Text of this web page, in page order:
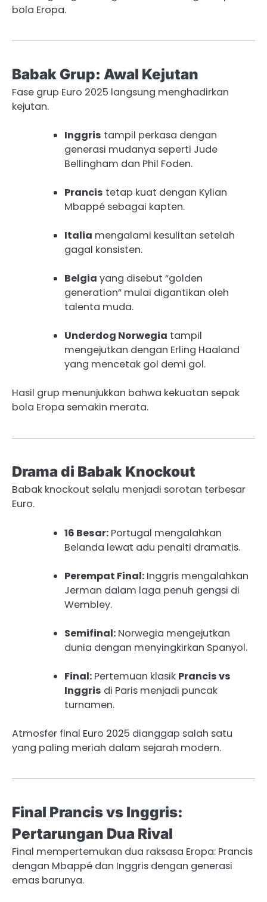
bola Eropa.
Babak Grup: Awal Kejutan
Fase grup Euro 2025 langsung menghadirkan
kejutan.
Inggris tampil perkasa dengan
generasi mudanya seperti Jude
Bellingham dan Phil Foden.
Prancis tetap kuat dengan Kylian
Mbappé sebagai kapten.
Italia mengalami kesulitan setelah
gagal konsisten.
Belgia yang disebut “golden
generation” mulai digantikan oleh
talenta muda.
Underdog Norwegia tampil
mengejutkan dengan Erling Haaland
yang mencetak gol demi gol.
Hasil grup menunjukkan bahwa kekuatan sepak
bola Eropa semakin merata.
Drama di Babak Knockout
Babak knockout selalu menjadi sorotan terbesar
Euro.
16 Besar: Portugal mengalahkan
Belanda lewat adu penalti dramatis.
Perempat Final: Inggris mengalahkan
Jerman dalam laga penuh gengsi di
Wembley.
Semifinal: Norwegia mengejutkan
dunia dengan menyingkirkan Spanyol.
Final: Pertemuan klasik Prancis vs
Inggris di Paris menjadi puncak
turnamen.
Atmosfer final Euro 2025 dianggap salah satu
yang paling meriah dalam sejarah modern.
Final Prancis vs Inggris:
Pertarungan Dua Rival
Final mempertemukan dua raksasa Eropa: Prancis
dengan Mbappé dan Inggris dengan generasi
emas barunya.